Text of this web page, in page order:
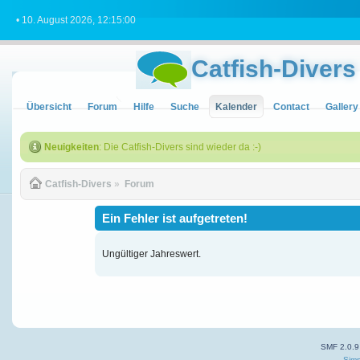
• 10. August 2026, 12:15:00
Catfish-Divers
Übersicht Forum Hilfe Suche Kalender Contact Gallery
Neuigkeiten: Die Catfish-Divers sind wieder da :-)
Catfish-Divers » Forum
Ein Fehler ist aufgetreten!
Ungültiger Jahreswert.
SMF 2.0.9